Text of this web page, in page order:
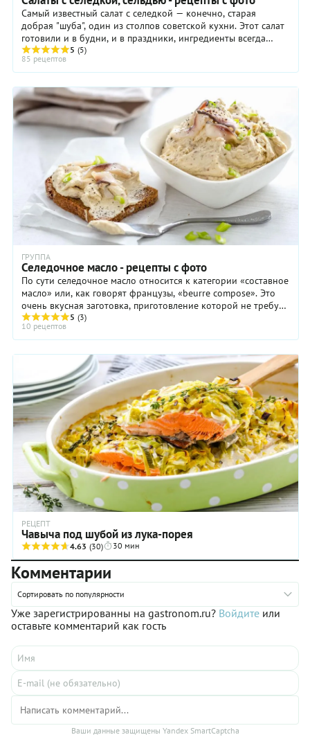
Самый известный салат с селедкой — конечно, старая
добрая "шуба", один из столпов советской кухни. Этот салат
готовили и в будни, и в праздники, ингредиенты всегда
были доступны. По классической ...
5 (5)
85 рецептов
ГРУППА
Селедочное масло - рецепты с фото
По сути селедочное масло относится к категории «составное
масло» или, как говорят французы, «beurre compose». Это
очень вкусная заготовка, приготовление которой не требует
много времени. ...
5 (3)
10 рецептов
РЕЦЕПТ
Чавыча под шубой из лука-порея
4.63 (30) 30 мин
Комментарии
Сортировать по популярности
Уже зарегистрированны на gastronom.ru? Войдите или
оставьте комментарий как гость
Ваши данные защищены Yandex SmartCaptcha